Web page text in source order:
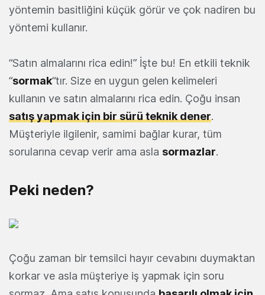
yöntemin basitliğini küçük görür ve çok nadiren bu
yöntemi kullanır.
“Satın almalarını rica edin!” İşte bu! En etkili teknik
“sormak“tır. Size en uygun gelen kelimeleri
kullanın ve satın almalarını rica edin. Çoğu insan
satış yapmak için bir sürü teknik dener.
Müşteriyle ilgilenir, samimi bağlar kurar, tüm
sorularına cevap verir ama asla sormazlar.
Peki neden?
Çoğu zaman bir temsilci hayır cevabını duymaktan
korkar ve asla müşteriye iş yapmak için soru